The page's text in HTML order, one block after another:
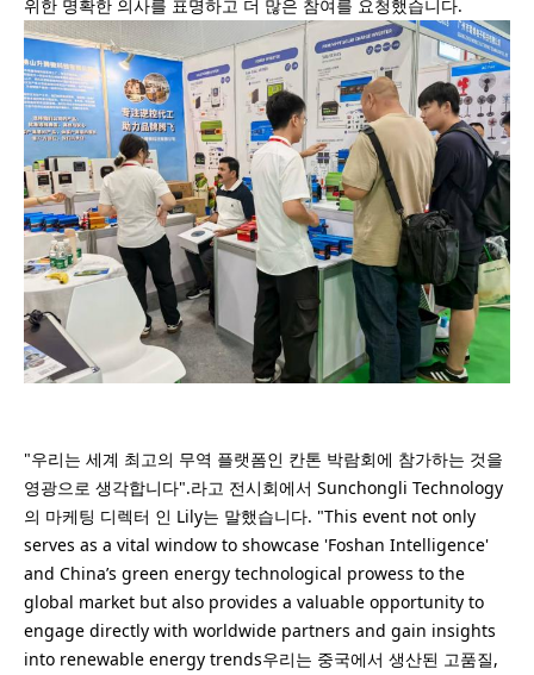
위한 명확한 의사를 표명하고 더 많은 참여를 요청했습니다.
"우리는 세계 최고의 무역 플랫폼인 칸톤 박람회에 참가하는 것을
영광으로 생각합니다".라고 전시회에서 Sunchongli Technology
의 마케팅 디렉터 인 Lily는 말했습니다. "This event not only
serves as a vital window to showcase 'Foshan Intelligence'
and China’s green energy technological prowess to the
global market but also provides a valuable opportunity to
engage directly with worldwide partners and gain insights
into renewable energy trends우리는 중국에서 생산된 고품질,